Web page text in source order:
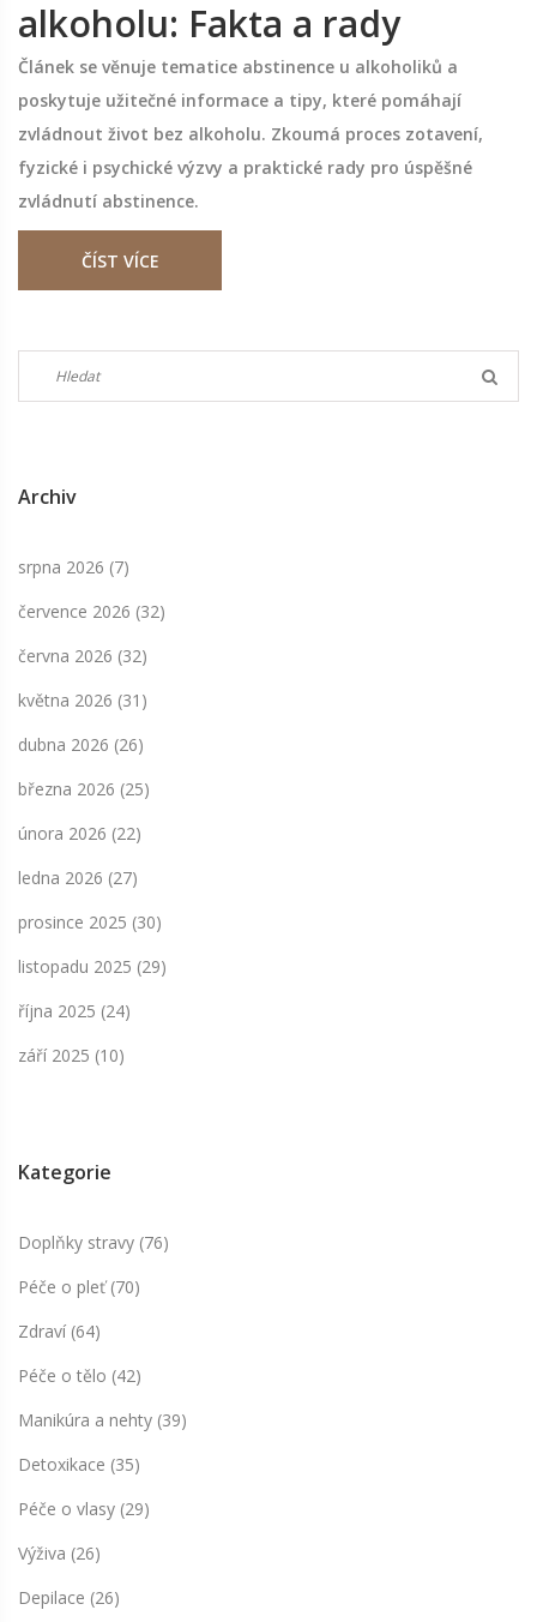
alkoholu: Fakta a rady
Článek se věnuje tematice abstinence u alkoholiků a
poskytuje užitečné informace a tipy, které pomáhají
zvládnout život bez alkoholu. Zkoumá proces zotavení,
fyzické i psychické výzvy a praktické rady pro úspěšné
zvládnutí abstinence.
ČÍST VÍCE
Archiv
srpna 2026 (7)
července 2026 (32)
června 2026 (32)
května 2026 (31)
dubna 2026 (26)
března 2026 (25)
února 2026 (22)
ledna 2026 (27)
prosince 2025 (30)
listopadu 2025 (29)
října 2025 (24)
září 2025 (10)
Kategorie
Doplňky stravy (76)
Péče o pleť(70)
Zdraví (64)
Péče o tělo (42)
Manikúra a nehty (39)
Detoxikace (35)
Péče o vlasy (29)
Výživa (26)
Depilace (26)